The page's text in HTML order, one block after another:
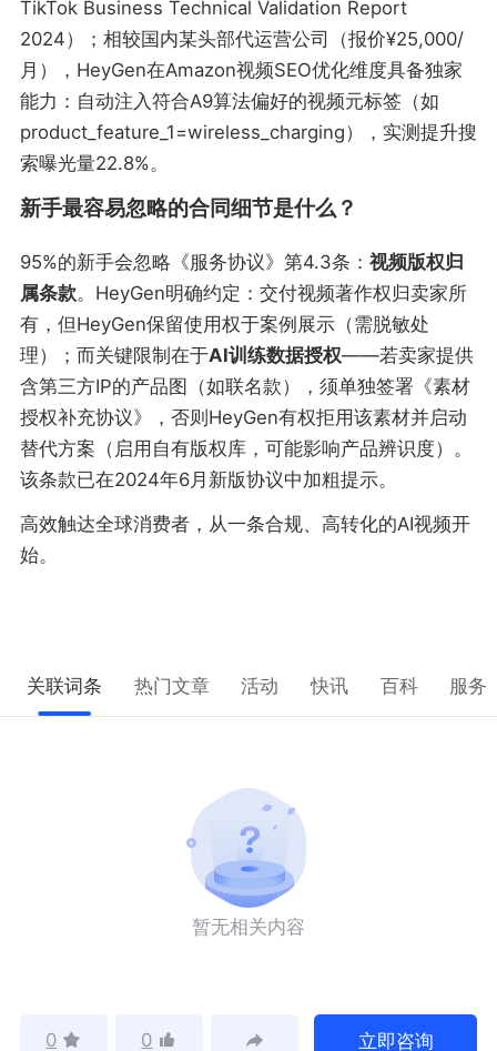
TikTok Business Technical Validation Report
2024）；相较国内某头部代运营公司（报价¥25,000/
月），HeyGen在Amazon视频SEO优化维度具备独家
能力：自动注入符合A9算法偏好的视频元标签（如
product_feature_1=wireless_charging），实测提升搜
索曝光量22.8%。
新手最容易忽略的合同细节是什么？
95%的新手会忽略《服务协议》第4.3条： 视频版权归
属条款。HeyGen明确约定：交付视频著作权归卖家所
有，但HeyGen保留使用权于案例展示（需脱敏处
理）；而关键限制在于AI训练数据授权——若卖家提供
含第三方IP的产品图（如联名款），须单独签署《素材
授权补充协议》，否则HeyGen有权拒用该素材并启动
替代方案（启用自有版权库，可能影响产品辨识度）。
该条款已在2024年6月新版协议中加粗提示。
高效触达全球消费者，从一条合规、高转化的AI视频开
始。
关联词条 热门文章 活动 快讯 百科 服务
暂无相关内容
0 0 立即咨询